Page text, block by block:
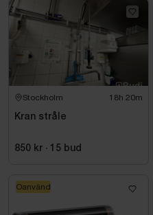
Stockholm 18h 20m
Kran stråle
850 kr · 15 bud
Oanvänd